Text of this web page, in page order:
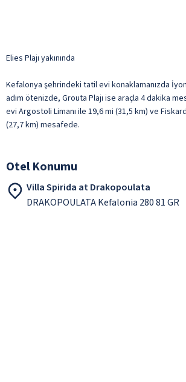
Elies Plajı yakınında
Kefalonya şehrindeki tatil evi konaklamanızda
adım ötenizde, Grouta Plajı ise araçla 4 dakika
evi Argostoli Limanı ile 19,6 mi (31,5 km) ve
(27,7 km) mesafede.
Otel Konumu
Villa Spirida at Drakopoulata
DRAKOPOULATA Kefalonia 280 81 GR